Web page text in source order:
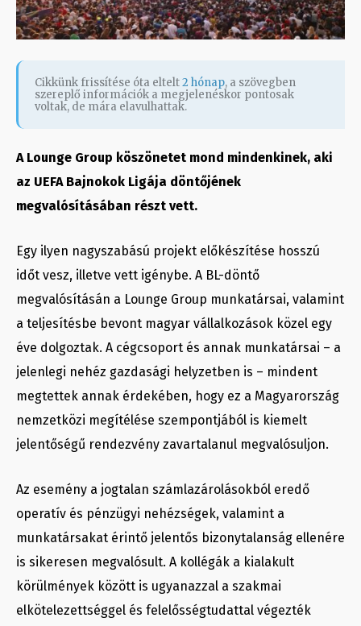
Cikkünk frissítése óta eltelt2 hónap, a szövegben
szereplő információk a megjelenéskor pontosak
voltak, de mára elavulhattak.
A Lounge Group köszönetet mond mindenkinek, aki
az UEFA Bajnokok Ligája döntőjének
megvalósításában részt vett.
Egy ilyen nagyszabású projekt előkészítése hosszú
időt vesz, illetve vett igénybe. A BL-döntő
megvalósításán a Lounge Group munkatársai, valamint
a teljesítésbe bevont magyar vállalkozások közel egy
éve dolgoztak. A cégcsoport és annak munkatársai – a
jelenlegi nehéz gazdasági helyzetben is – mindent
megtettek annak érdekében, hogy ez a Magyarország
nemzetközi megítélése szempontjából is kiemelt
jelentőségű rendezvény zavartalanul megvalósuljon.
Az esemény a jogtalan számlazárolásokból eredő
operatív és pénzügyi nehézségek, valamint a
munkatársakat érintő jelentős bizonytalanság ellenére
is sikeresen megvalósult. A kollégák a kialakult
körülmények között is ugyanazzal a szakmai
elkötelezettséggel és felelősségtudattal végezték